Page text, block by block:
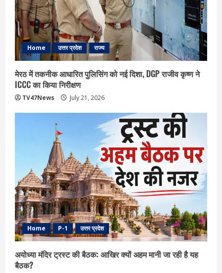
Home उत्तर प्रदेश राज्य
मेरठ में तकनीक आधारित पुलिसिंग को नई दिशा, DGP राजीव कृष्ण ने
ICCC का किया निरीक्षण
TV47News July 21, 2026
Home P-1 उत्तर प्रदेश
अयोध्या मंदिर ट्रस्ट की बैठक: आखिर क्यों अहम मानी जा रही है यह
बैठक?